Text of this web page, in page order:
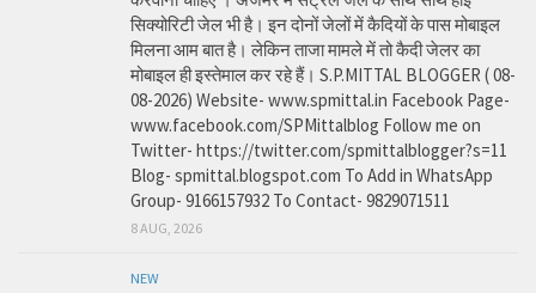
सिक्योरिटी जेल भी है। इन दोनों जेलों में कैदियों के पास मोबाइल
मिलना आम बात है। लेकिन ताजा मामले में तो कैदी जेलर का
मोबाइल ही इस्तेमाल कर रहे हैं। S.P.MITTAL BLOGGER ( 08-
08-2026) Website- www.spmittal.in Facebook Page-
www.facebook.com/SPMittalblog Follow me on
Twitter- https://twitter.com/spmittalblogger?s=11
Blog- spmittal.blogspot.com To Add in WhatsApp
Group- 9166157932 To Contact- 9829071511
8 AUG, 2026
NEW